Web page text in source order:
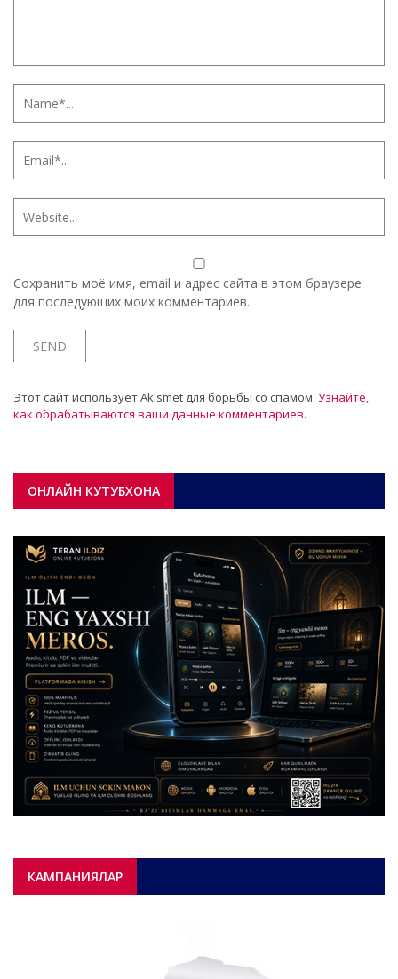
Сохранить моё имя, email и адрес сайта в этом браузере
для последующих моих комментариев.
Этот сайт использует Akismet для борьбы со спамом. Узнайте,
как обрабатываются ваши данные комментариев.
ОНЛАЙН КУТУБХОНА
КАМПАНИЯЛАР